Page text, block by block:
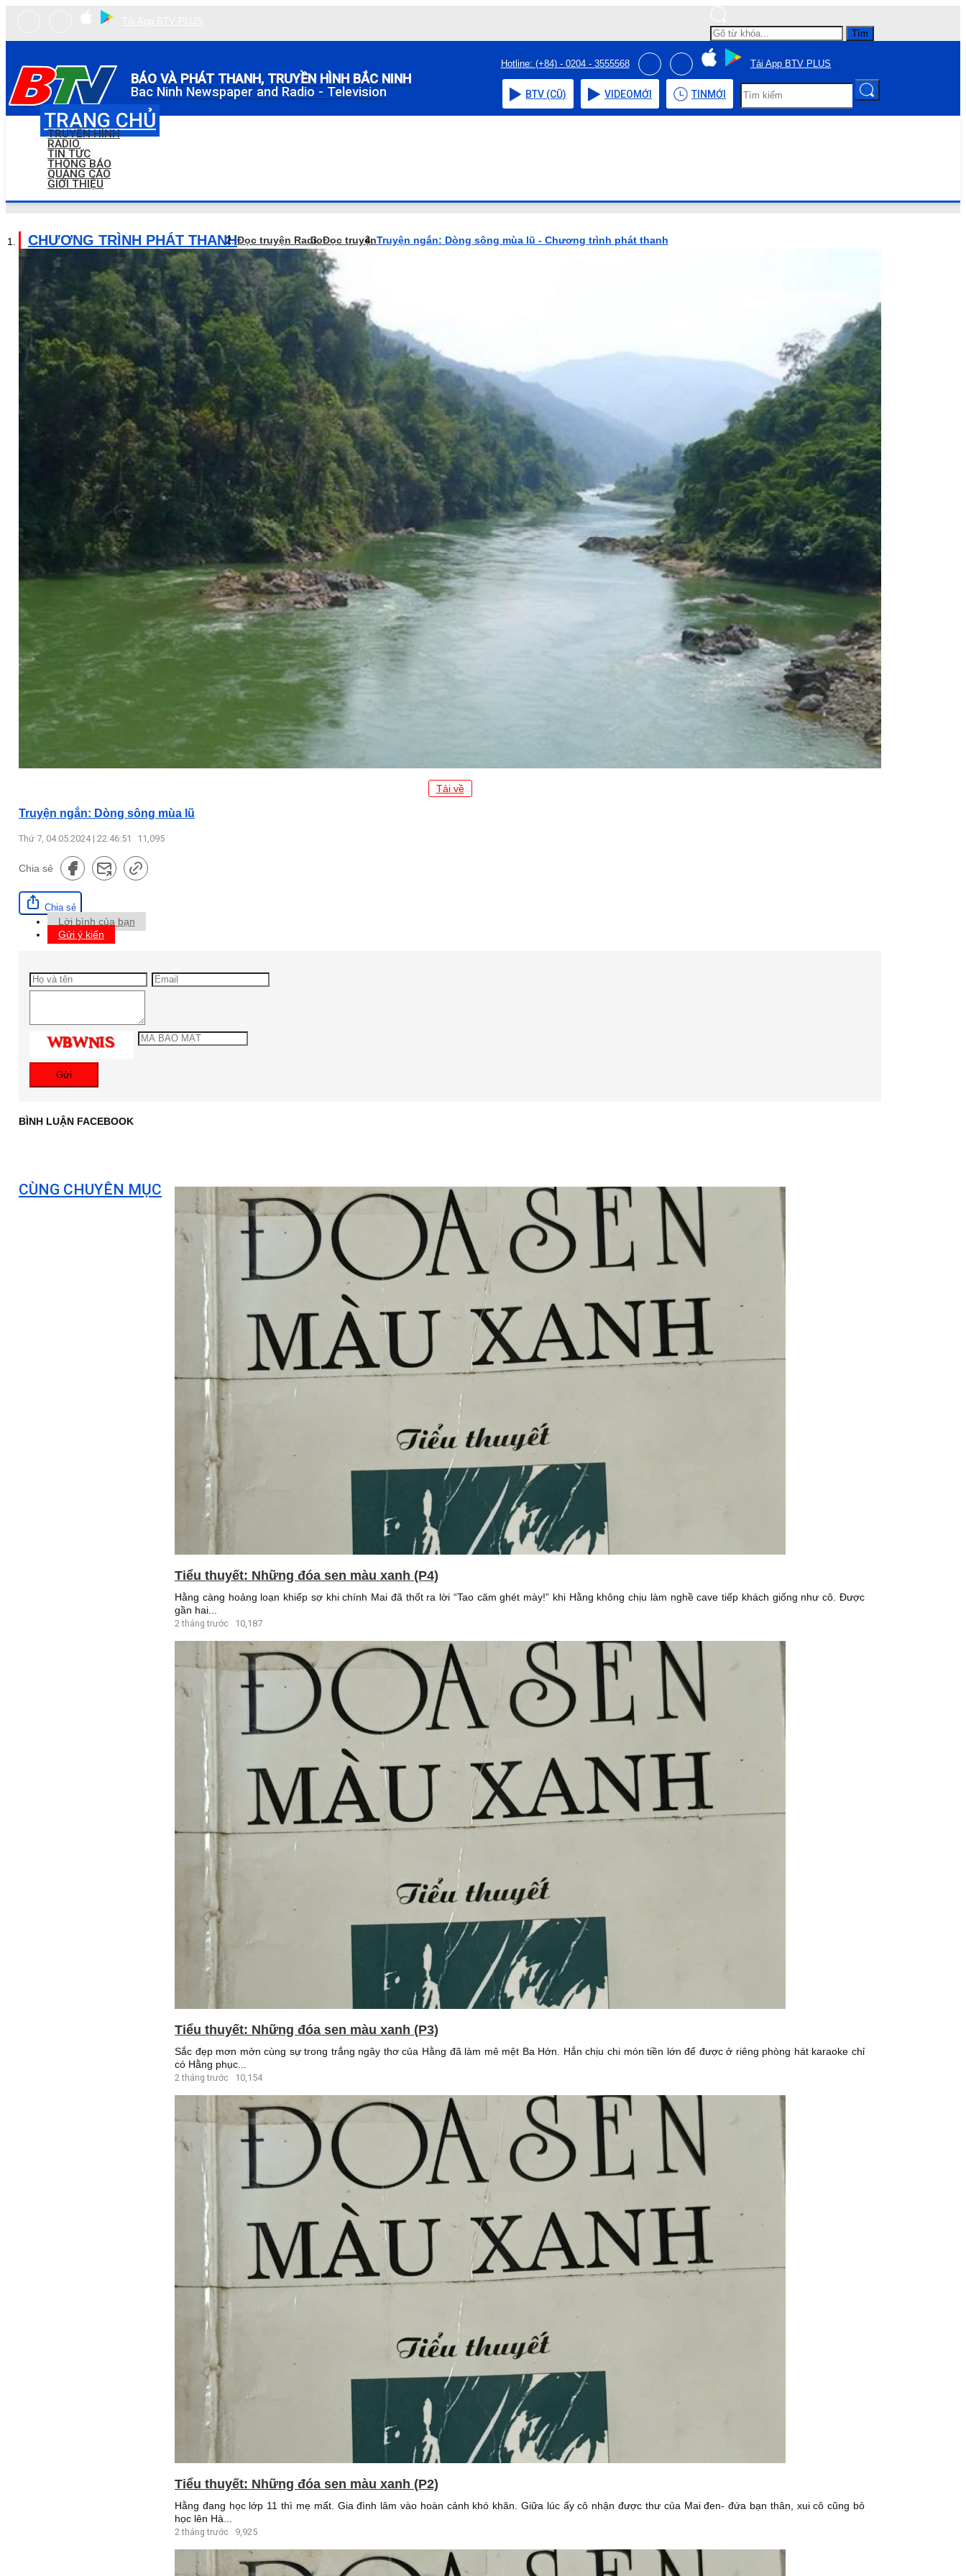
Tìm
BÁO VÀ PHÁT THANH, TRUYỀN HÌNH BẮC NINH
Bac Ninh Newspaper and Radio - Television
Hotline: (+84) - 0204 - 3555568 Tải App BTV PLUS
BTV (CŨ) VIDEOMỚI TIN MỚI
TRANG CHỦ
TRUYỀN HÌNH
RADIO
TIN TỨC
THÔNG BÁO
QUẢNG CÁO
GIỚI THIỆU
CHƯƠNG TRÌNH PHÁT THANHĐọc truyện RadioĐọc truyệnTruyện ngắn: Dòng sông mùa lũ - Chương trình phát thanh
Tải về
Truyện ngắn: Dòng sông mùa lũ
Thứ 7, 04.05.2024 | 22:46:51 11,095
Chia sẻ
Chia sẻ
Lời bình của bạn
Gửi ý kiến
Gửi
BÌNH LUẬN FACEBOOK
CÙNG CHUYÊN MỤC
Tiểu thuyết: Những đóa sen màu xanh (P4)
Hằng càng hoảng loạn khiếp sợ khi chính Mai đã thốt ra lời “Tao căm ghét mày!” khi Hằng không chịu làm nghề cave tiếp khách giống như cô. Được
gần hai...
2 tháng trước 10,187
Tiểu thuyết: Những đóa sen màu xanh (P3)
Sắc đẹp mơn mởn cùng sự trong trắng ngây thơ của Hằng đã làm mê mệt Ba Hớn. Hắn chịu chi món tiền lớn để được ở riêng phòng hát karaoke chỉ
có Hằng phục...
2 tháng trước 10,154
Tiểu thuyết: Những đóa sen màu xanh (P2)
Hằng đang học lớp 11 thì mẹ mất. Gia đình lâm vào hoàn cảnh khó khăn. Giữa lúc ấy cô nhận được thư của Mai đen- đứa bạn thân, xui cô cũng bỏ
học lên Hà...
2 tháng trước 9,925